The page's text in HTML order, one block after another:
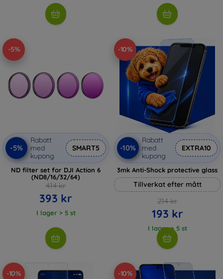
-5%
-5%
Rabatt
med
kupong
SMART5
ND filter set for DJI Action 6
(ND8/16/32/64)
414 kr
393 kr
I lager > 5 st
-10%
-10%
Rabatt
med
kupong
EXTRA10
3mk Anti-Shock protective glass
Tillverkat efter mått
214 kr
193 kr
I lager > 5 st
-10% -10%